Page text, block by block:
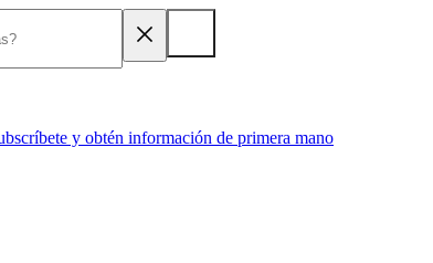
y obtén información de primera mano